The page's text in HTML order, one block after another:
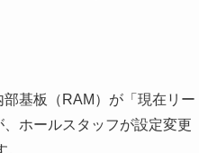
基板（RAM）が「現在リー
ホールスタッフが設定変更